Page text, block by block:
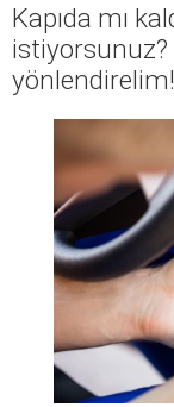
Kapıda mı
istiyorsunuz?
yönlendirelim!